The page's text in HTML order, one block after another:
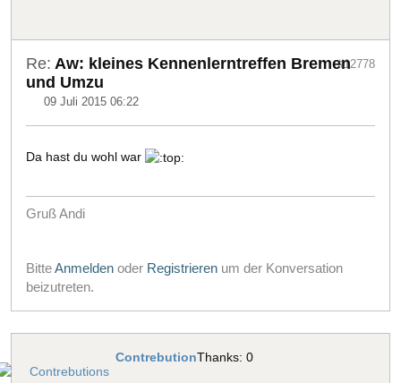
Re: Aw: kleines Kennenlerntreffen Bremen
und Umzu
09 Juli 2015 06:22
#12778
Da hast du wohl war
Gruß Andi
BitteAnmelden oder Registrieren um der Konversation
beizutreten.
ContrebutionThanks: 0